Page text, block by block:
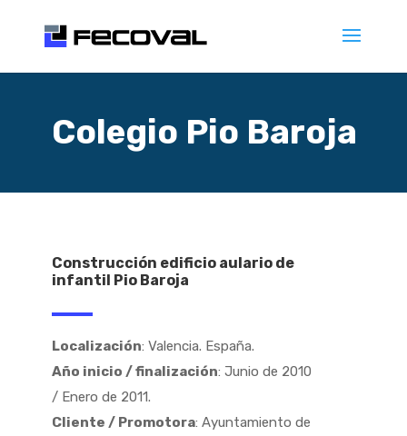
Colegio Pio Baroja
Construcción edificio aulario de
infantil Pio Baroja
Localización: Valencia. España.
Año inicio / finalización: Junio de 2010
/ Enero de 2011.
Cliente / Promotora: Ayuntamiento de